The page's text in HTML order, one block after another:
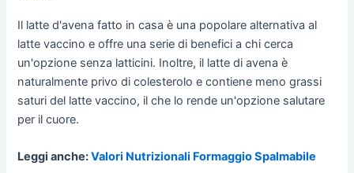
Il latte d'avena fatto in casa è una popolare alternativa al
latte vaccino e offre una serie di benefici a chi cerca
un'opzione senza latticini. Inoltre, il latte di avena è
naturalmente privo di colesterolo e contiene meno grassi
saturi del latte vaccino, il che lo rende un'opzione salutare
per il cuore.
Leggi anche:Valori Nutrizionali Formaggio Spalmabile